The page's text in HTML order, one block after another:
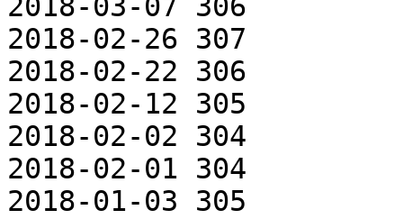
2018-03-07 306
2018-02-26 307
2018-02-22 306
2018-02-12 305
2018-02-02 304
2018-02-01 304
2018-01-03 305